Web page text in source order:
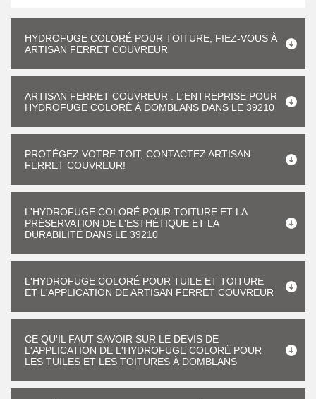
HYDROFUGE COLORÉ POUR TOITURE, FIEZ-VOUS À
ARTISAN FERRET COUVREUR
ARTISAN FERRET COUVREUR : L'ENTREPRISE POUR
HYDROFUGE COLORÉ À DOMBLANS DANS LE 39210
PROTÉGEZ VOTRE TOIT, CONTACTEZ ARTISAN
FERRET COUVREUR!
L'HYDROFUGE COLORÉ POUR TOITURE ET LA
PRÉSERVATION DE L'ESTHÉTIQUE ET LA
DURABILITÉ DANS LE 39210
L'HYDROFUGE COLORÉ POUR TUILE ET TOITURE
ET L'APPLICATION DE ARTISAN FERRET COUVREUR
CE QU'IL FAUT SAVOIR SUR LE DEVIS DE
L'APPLICATION DE L'HYDROFUGE COLORÉ POUR
LES TUILES ET LES TOITURES À DOMBLANS